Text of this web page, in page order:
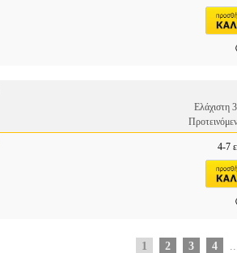
Ελάχιστη
4-7
1 2 3 4